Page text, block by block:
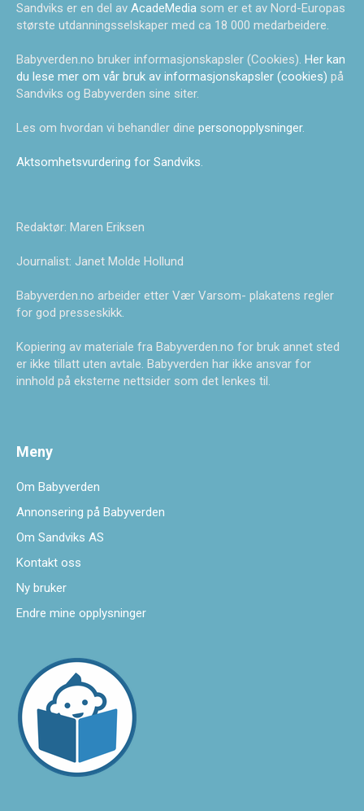
Sandviks er en del av AcadeMedia som er et av Nord-Europas
største utdanningsselskaper med ca 18 000 medarbeidere.
Babyverden.no bruker informasjonskapsler (Cookies). Her kan
du lese mer om vår bruk av informasjonskapsler (cookies) på
Sandviks og Babyverden sine siter.
Les om hvordan vi behandler dine personopplysninger.
Aktsomhetsvurdering for Sandviks.
Redaktør: Maren Eriksen
Journalist: Janet Molde Hollund
Babyverden.no arbeider etter Vær Varsom- plakatens regler
for god presseskikk.
Kopiering av materiale fra Babyverden.no for bruk annet sted
er ikke tillatt uten avtale. Babyverden har ikke ansvar for
innhold på eksterne nettsider som det lenkes til.
Meny
Om Babyverden
Annonsering på Babyverden
Om Sandviks AS
Kontakt oss
Ny bruker
Endre mine opplysninger